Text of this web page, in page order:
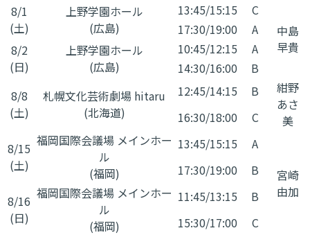
8/1
(土)
上野学園ホール
(広島)
13:45/15:15
C
中島
早貴
17:30/19:00
A
8/2
(日)
上野学園ホール
​(広島)
10:45/12:15
A
14:30/16:00
B
8/8
(土)
札幌文化芸術劇場 hitaru
(北海道)
12:45/14:15 B
紺野
あさ
美
16:30/18:00
C
8/15
(土)
福岡国際会議場 メインホー
ル
(福岡)
13:45/15:15
A
宮崎
由加
17:30/19:00
B
8/16
(日)
福岡国際会議場 メインホー
ル
(福岡)
11:45/13:15
B
15:30/17:00
C